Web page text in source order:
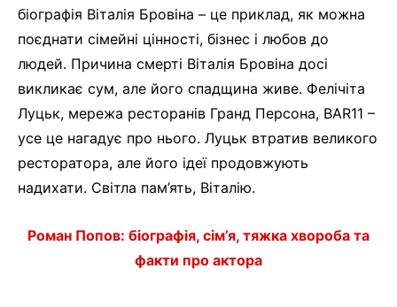
біографія Віталія Бровіна – це приклад, як можна
поєднати сімейні цінності, бізнес і любов до
людей. Причина смерті Віталія Бровіна досі
викликає сум, але його спадщина живе. Фелічіта
Луцьк, мережа ресторанів Гранд Персона, BAR11 –
усе це нагадує про нього. Луцьк втратив великого
ресторатора, але його ідеї продовжують
надихати. Світла пам’ять, Віталію.
Роман Попов: біографія, сім’я, тяжка хвороба та
факти про актора